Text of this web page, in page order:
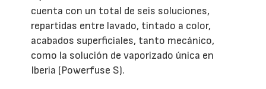
cuenta con un total de seis soluciones,
repartidas entre lavado, tintado a color,
acabados superficiales, tanto mecánico,
como la solución de vaporizado única en
Iberia (Powerfuse S).